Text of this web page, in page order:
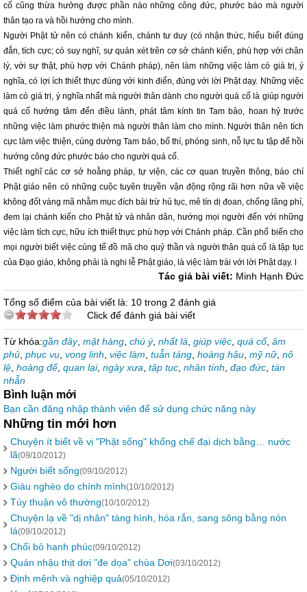
cố cũng thừa hưởng được phần nào những công đức, phước báo mà người
thân tạo ra và hồi hướng cho mình.
Người Phật tử nên có chánh kiến, chánh tư duy (có nhận thức, hiểu biết đúng
đắn, tích cực; có suy nghĩ, sự quán xét trên cơ sở chánh kiến, phù hợp với chân
lý, với sự thật, phù hợp với Chánh pháp), nên làm những việc làm có giá trị, ý
nghĩa, có lợi ích thiết thực đúng với kinh điển, đúng với lời Phật dạy. Những việc
làm có giá trị, ý nghĩa nhất mà người thân dành cho người quá cố là giúp người
quá cố hướng tâm đến điều lành, phát tâm kính tin Tam bảo, hoan hỷ trước
những việc làm phước thiện mà người thân làm cho mình. Người thân nên tích
cực làm việc thiện, cúng dường Tam bảo, bố thí, phóng sinh, nỗ lực tu tập để hồi
hướng công đức phước báo cho người quá cố.
Thiết nghĩ các cơ sở hoằng pháp, tự viện, các cơ quan truyền thông, báo chí
Phật giáo nên có những cuộc tuyên truyền vận động rộng rãi hơn nữa về việc
không đốt vàng mã nhằm mục đích bài trừ hủ tục, mê tín dị đoan, chống lãng phí,
đem lại chánh kiến cho Phật tử và nhân dân, hướng mọi người đến với những
việc làm tích cực, hữu ích thiết thực phù hợp với Chánh pháp. Cần phổ biến cho
mọi người biết việc cúng tế đồ mã cho quỷ thần và người thân quá cố là tập tục
của Đạo giáo, không phải là nghi lễ Phật giáo, là việc làm trái với lời Phật dạy. l
Tác giả bài viết: Minh Hạnh Đức
Tổng số điểm của bài viết là: 10 trong 2 đánh giá
Click để đánh giá bài viết
Từ khóa:gần đây, mặt hàng, chú ý, nhất là, giúp việc, quá cố, âm
phủ, phục vụ, vong linh, việc làm, tuẫn táng, hoàng hậu, mỹ nữ, nô
lệ, hoàng đế, quan lại, ngày xưa, tập tục, nhân tính, đạo đức, tàn
nhẫn
Bình luận mới
Bạn cần đăng nhập thành viên để sử dụng chức năng này
Những tin mới hơn
Chuyện ít biết về vị "Phật sống" khống chế đại dịch bằng… nước
lã(09/10/2012)
Người biết sống(09/10/2012)
Giàu nghèo do chính mình(10/10/2012)
Tùy thuận vô thường(10/10/2012)
Chuyện lạ về "dị nhân" tàng hình, hóa rắn, sang sông bằng nón
lá(09/10/2012)
Chối bỏ hạnh phúc(09/10/2012)
Quán nhậu thịt dơi "đe dọa" chùa Dơi(03/10/2012)
Định mệnh và nghiệp quả(05/10/2012)